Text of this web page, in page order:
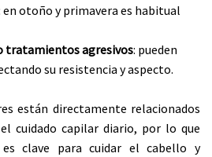
en otoño y primavera es habitual
tratamientos agresivos: pueden
su resistencia y aspecto.
están directamente relacionados
cuidado capilar diario, por lo que
clave para cuidar el cabello y